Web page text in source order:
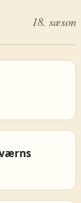
18. sæson